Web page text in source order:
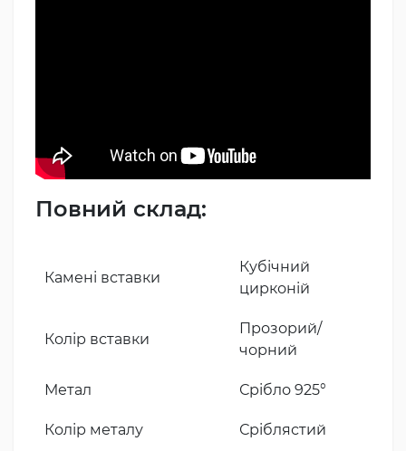
Повний склад:
Камені вставки
Кубічний
цирконій
Колір вставки
Прозорий/
чорний
Метал Срібло 925°
Колір металу Сріблястий